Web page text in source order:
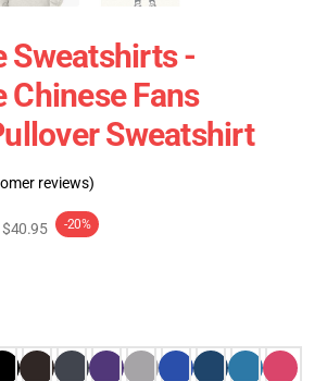
Sweatshirts -
Chinese Fans
Sweatshirt
reviews)
$40.95 -20%